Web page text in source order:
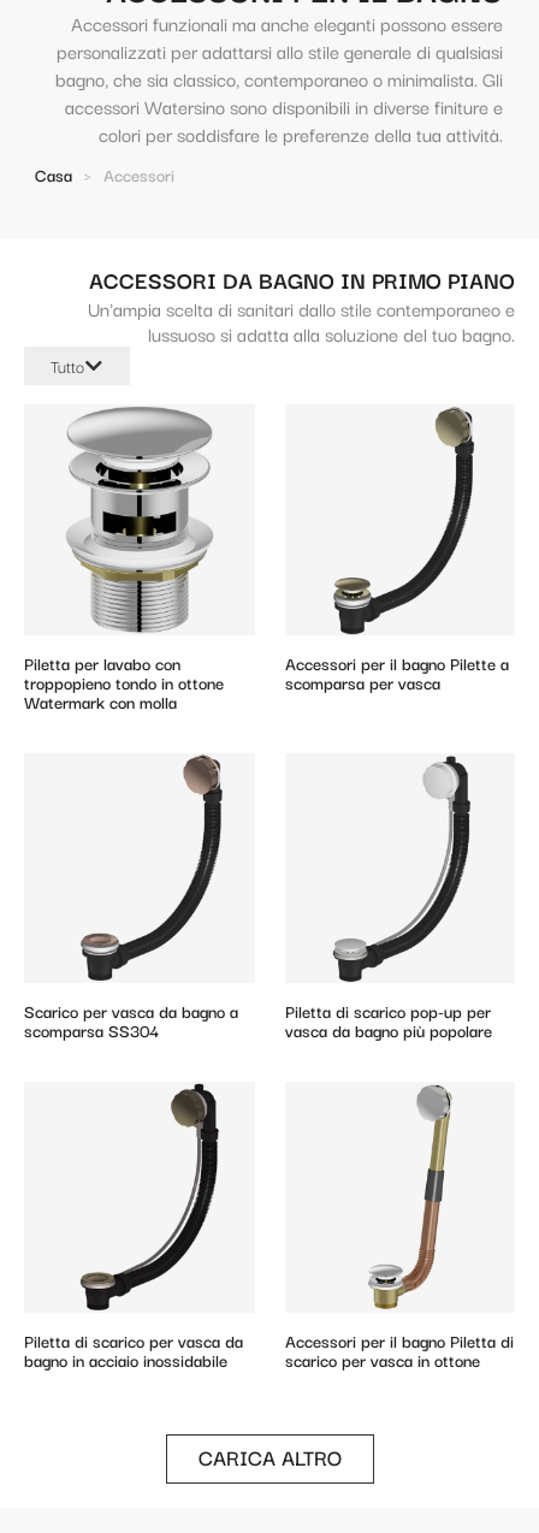
Accessori funzionali ma anche eleganti possono essere
personalizzati per adattarsi allo stile generale di qualsiasi
bagno, che sia classico, contemporaneo o minimalista. Gli
accessori Watersino sono disponibili in diverse finiture e
colori per soddisfare le preferenze della tua attività.
Casa > Accessori
ACCESSORI DA BAGNO IN PRIMO PIANO
Un'ampia scelta di sanitari dallo stile contemporaneo e
lussuoso si adatta alla soluzione del tuo bagno.
Tutto
Piletta per lavabo con
troppopieno tondo in ottone
Watermark con molla
Accessori per il bagno Pilette a
scomparsa per vasca
Scarico per vasca da bagno a
scomparsa SS304
Piletta di scarico pop-up per
vasca da bagno più popolare
Piletta di scarico per vasca da
bagno in acciaio inossidabile
Accessori per il bagno Piletta di
scarico per vasca in ottone
CARICA ALTRO